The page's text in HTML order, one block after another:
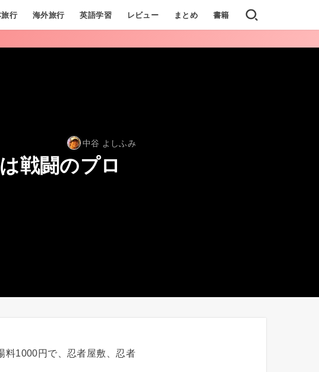
旅行 海外旅行 英語学習 レビュー まとめ 書籍
中谷 よしふみ
戦闘のプロ
料1000円で、忍者屋敷、忍者